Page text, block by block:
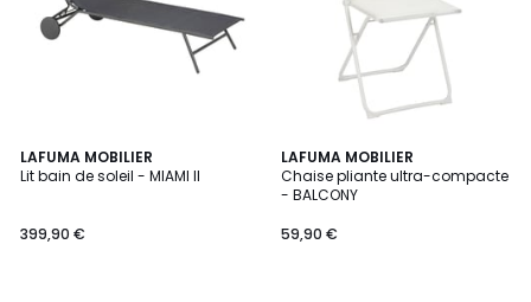
LAFUMA MOBILIER
Lit bain de soleil - MIAMI II
399,90 €
LAFUMA MOBILIER
Chaise pliante ultra-compacte
- BALCONY
59,90 €
5
/
5
4
Couleurs